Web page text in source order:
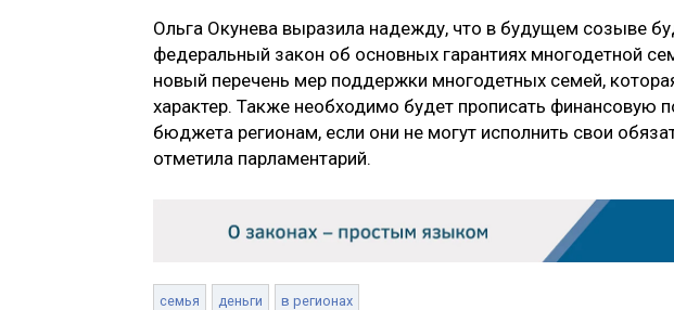
Ольга Окунева выразила надежду, что в будущем созыве
федеральный закон об основных гарантиях многодетной
новый перечень мер поддержки многодетных семей,
характер. Также необходимо будет прописать
бюджета регионам, если они не могут исполнить свои
отметила парламентарий.
семья деньги в регионах